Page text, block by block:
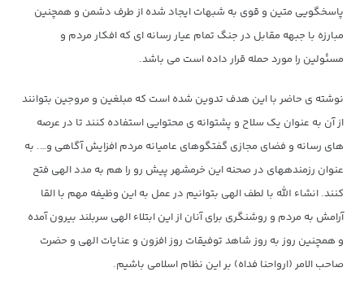
پاسخگویی متین و قوی به شبهات ایجاد شده از طرف دشمن و همچنین
مبارزه با جبهه مقابل در جنگ تمام عیار رسانه ای که افکار مردم و
مسئولین را مورد حمله قرار داده است می باشد.
نوشته ی حاضر با این هدف تدوین شده است که مبلغین و مروجین بتوانند
از آن به عنوان یک سلاح و پشتوانه ی محتوایی استفاده کنند تا در عرصه
های رسانه و فضای مجازی گفتگوهای عامیانه مردم افزایش آگاهی و…. به
عنوان رزمندههای در صحنه این خرمشهر پیش رو را هم به مدد الهی فتح
کنند. انشاء الله با لطف الهی بتوانیم در عمل به این وظیفه مهم با القا
آرامش به مردم و روشنگری برای آنان از این ابتلاء الهی سربلند بیرون آمده
و همچنین روز به روز شاهد توفیقات روز افزون و عنایات الهی و حضرت
صاحب الامر (ارواحنا فداه) بر این نظام اسلامی باشیم.